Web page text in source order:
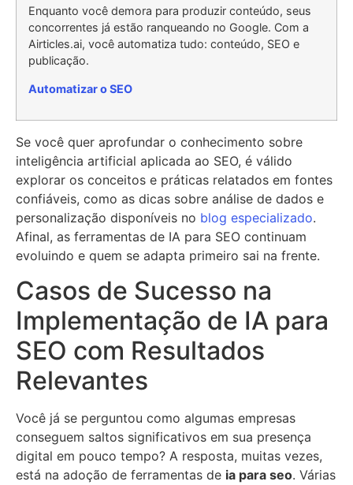
Enquanto você demora para produzir conteúdo, seus
concorrentes já estão ranqueando no Google. Com a
Airticles.ai, você automatiza tudo: conteúdo, SEO e
publicação.
Automatizar o SEO
Se você quer aprofundar o conhecimento sobre
inteligência artificial aplicada ao SEO, é válido
explorar os conceitos e práticas relatados em fontes
confiáveis, como as dicas sobre análise de dados e
personalização disponíveis no blog especializado.
Afinal, as ferramentas de IA para SEO continuam
evoluindo e quem se adapta primeiro sai na frente.
Casos de Sucesso na
Implementação de IA para
SEO com Resultados
Relevantes
Você já se perguntou como algumas empresas
conseguem saltos significativos em sua presença
digital em pouco tempo? A resposta, muitas vezes,
está na adoção de ferramentas de ia para seo. Várias